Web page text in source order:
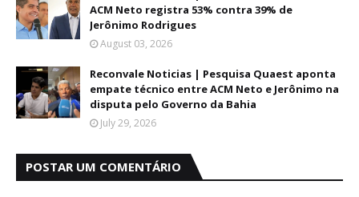
ACM Neto registra 53% contra 39% de
Jerônimo Rodrigues
August 03, 2026
Reconvale Noticias | Pesquisa Quaest aponta
empate técnico entre ACM Neto e Jerônimo na
disputa pelo Governo da Bahia
July 29, 2026
POSTAR UM COMENTÁRIO